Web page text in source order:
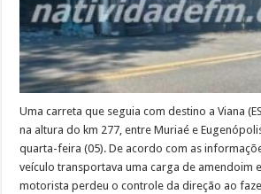
Uma carreta que seguia com destino a Viana
na altura do km 277, entre Muriaé e
quarta-feira (05). De acordo com as
veículo transportava uma carga de amendoim
motorista perdeu o controle da direção ao